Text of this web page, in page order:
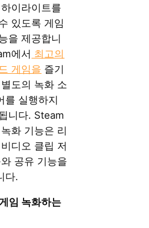
이라이트를
있도록 게임
을 제공합니
에서 최고의
게임을 즐기
도의 녹화 소
를 실행하지
니다. Steam
화 기능은 리
디오 클립 저
공유 기능을
다.
임 녹화하는